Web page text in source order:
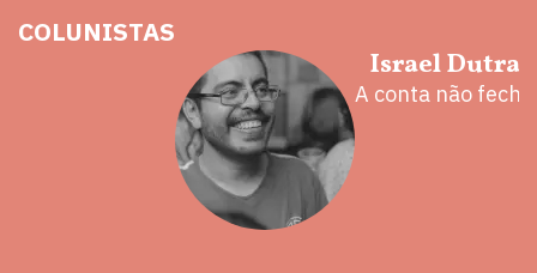
COLUNISTAS
Israel Dutra
A conta não fecha